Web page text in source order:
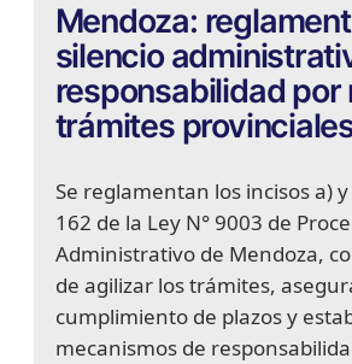
Mendoza:
silencio
responsabilidad por
trámites
Se reglamentan los incisos a)
162 de la Ley N° 9003 de
Administrativo de Mendoza,
de agilizar los trámites,
cumplimiento de plazos y
mecanismos de